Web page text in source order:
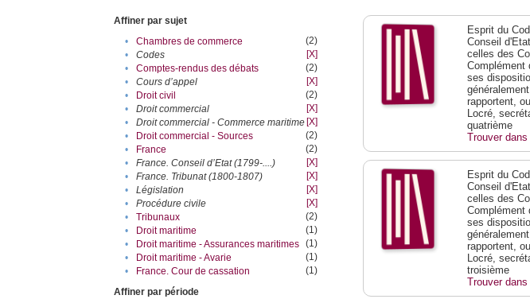
Affiner par sujet
•
Chambres de commerce
(2)
•
Codes
[X]
•
Comptes-rendus des débats
(2)
•
Cours d’appel
[X]
•
Droit civil
(2)
•
Droit commercial
[X]
•
Droit commercial - Commerce maritime [X]
•
Droit commercial - Sources
(2)
•
France
(2)
•
France. Conseil d’Etat (1799-....)
[X]
•
France. Tribunat (1800-1807)
[X]
•
Législation
[X]
•
Procédure civile
[X]
•
Tribunaux
(2)
•
Droit maritime
(1)
•
Droit maritime - Assurances maritimes (1)
•
Droit maritime - Avarie
(1)
•
France. Cour de cassation
(1)
Affiner par période
Esprit du
Conseil
celles des
Complément
ses
rapportent,
Locré,
quatrième
Trouver
Esprit du
Conseil
celles des
Complément
ses
rapportent,
Locré,
troisième
Trouver